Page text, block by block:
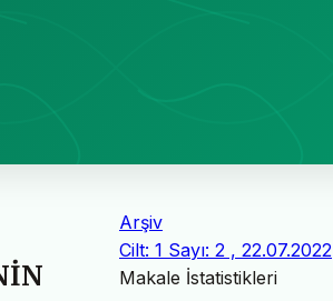
Arşiv
Cilt: 1 Sayı: 2 , 22.07.2022
Makale İstatistikleri